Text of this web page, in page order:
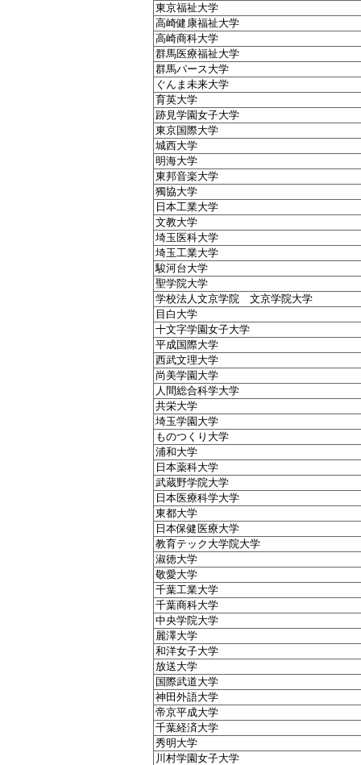
東京福祉大学
高崎健康福祉大学
高崎商科大学
群馬医療福祉大学
群馬パース大学
ぐんま未来大学
育英大学
跡見学園女子大学
東京国際大学
城西大学
明海大学
東邦音楽大学
獨協大学
日本工業大学
文教大学
埼玉医科大学
埼玉工業大学
駿河台大学
聖学院大学
学校法人文京学院 文京学院大学
目白大学
十文字学園女子大学
平成国際大学
西武文理大学
尚美学園大学
人間総合科学大学
共栄大学
埼玉学園大学
ものつくり大学
浦和大学
日本薬科大学
武蔵野学院大学
日本医療科学大学
東都大学
日本保健医療大学
教育テック大学院大学
淑徳大学
敬愛大学
千葉工業大学
千葉商科大学
中央学院大学
麗澤大学
和洋女子大学
放送大学
国際武道大学
神田外語大学
帝京平成大学
千葉経済大学
秀明大学
川村学園女子大学